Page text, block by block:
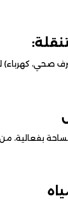
صحي،
بفعالية، من